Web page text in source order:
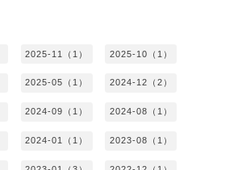
2025-11（1） 2025-10（1）
2025-05（1） 2024-12（2）
2024-09（1） 2024-08（1）
2024-01（1） 2023-08（1）